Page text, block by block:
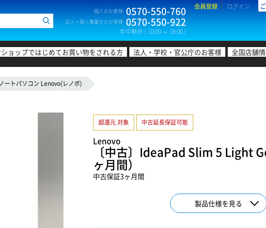
個人のお客様 0570-550-760
法人・個人事業主のお客様 0570-550-922
年中無休 ( 10:00 ～ 18:00 )
会員登録 ログイン
ョップではじめてお買い物をされる方 法人・学校・官公庁のお客様 全国店舗
ートパソコン Lenovo(レノボ)
超還元 対象 中古延長保証可能
Lenovo
〔中古〕IdeaPad Slim 5 Light
ヶ月間）
中古保証3ヶ月間
製品仕様を見る